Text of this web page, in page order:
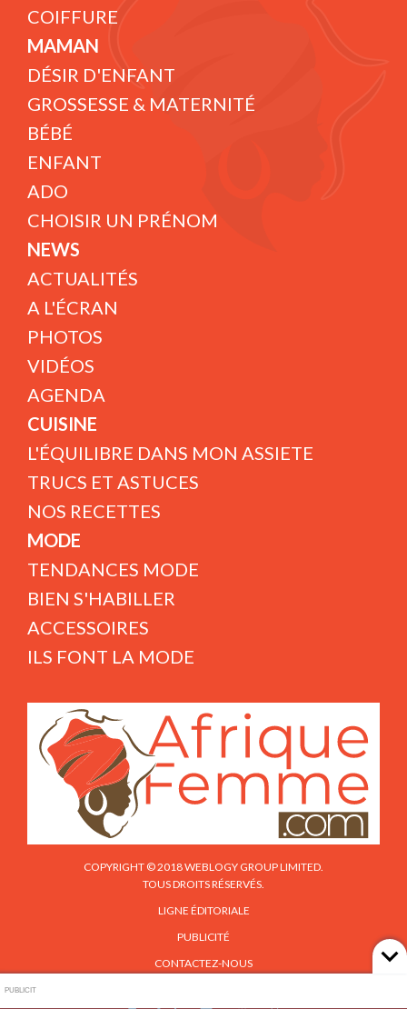
COIFFURE
MAMAN
DÉSIR D'ENFANT
GROSSESSE & MATERNITÉ
BÉBÉ
ENFANT
ADO
CHOISIR UN PRÉNOM
NEWS
ACTUALITÉS
A L'ÉCRAN
PHOTOS
VIDÉOS
AGENDA
CUISINE
L'ÉQUILIBRE DANS MON ASSIETE
TRUCS ET ASTUCES
NOS RECETTES
MODE
TENDANCES MODE
BIEN S'HABILLER
ACCESSOIRES
ILS FONT LA MODE
COPYRIGHT © 2018 WEBLOGY GROUP LIMITED.
TOUS DROITS RÉSERVÉS.
LIGNE ÉDITORIALE
PUBLICITÉ
CONTACTEZ-NOUS
PUBLICIT